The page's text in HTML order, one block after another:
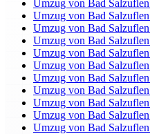
Umzug von Bad
Umzug von Bad
Umzug von Bad
Umzug von Bad
Umzug von Bad
Umzug von Bad
Umzug von Bad Salzuflen
Umzug von Bad
Umzug von Bad
Umzug von Bad
Umzug von Bad